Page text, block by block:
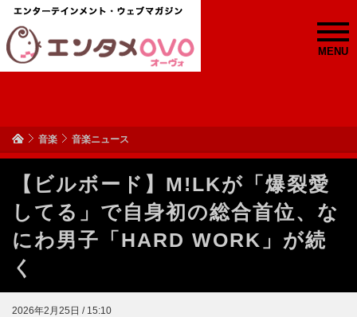
MENU
音楽 音楽ニュース
【ビルボード】M!LKが「爆裂愛
してる」で自身初の総合首位、な
にわ男子「HARD WORK」が続
く
2026年2月25日 / 15:10